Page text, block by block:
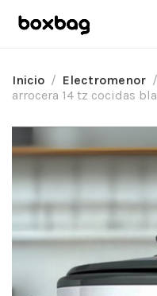
Inicio Electromenor
arrocera 14 tz cocidas